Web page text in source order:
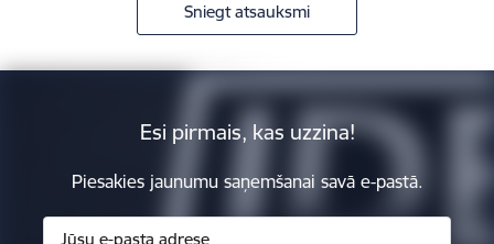
Sniegt atsauksmi
Esi pirmais, kas uzzina!
Piesakies jaunumu saņemšanai savā e-pastā.